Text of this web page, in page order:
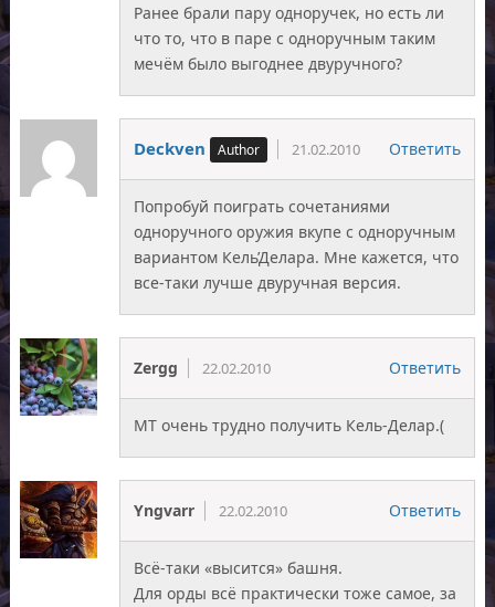
Ранее брали пару одноручек, но есть ли
что то, что в паре с одноручным таким
мечём было выгоднее двуручного?
Deckven 21.02.2010 Ответить
Попробуй поиграть сочетаниями
одноручного оружия вкупе с одноручным
вариантом Кель’Делара. Мне кажется, что
все-таки лучше двуручная версия.
Zergg 22.02.2010 Ответить
МТ очень трудно получить Кель-Делар.(
Yngvarr 22.02.2010 Ответить
Всё-таки «высится» башня.
Для орды всё практически тоже самое, за